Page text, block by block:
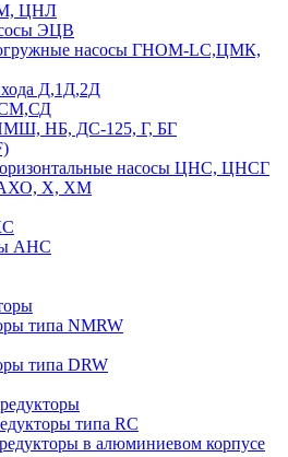
ЦНЛ
ЭЦВ
насосы ГНОМ-LC,ЦМК,
Д,1Д,2Д
СМ,СД
НБ, ДС-125, Г, БГ
насосы ЦНС, ЦНСГ
Х, ХМ
АНС
типа NMRW
типа DRW
типа RC
в алюминиевом корпусе